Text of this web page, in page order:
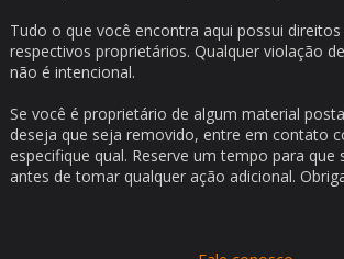
Tudo o que você encontra aqui possui
respectivos proprietários. Qualquer violação
não é intencional.
Se você é proprietário de algum material
deseja que seja removido, entre em contato
especifique qual. Reserve um tempo para que
antes de tomar qualquer ação adicional.